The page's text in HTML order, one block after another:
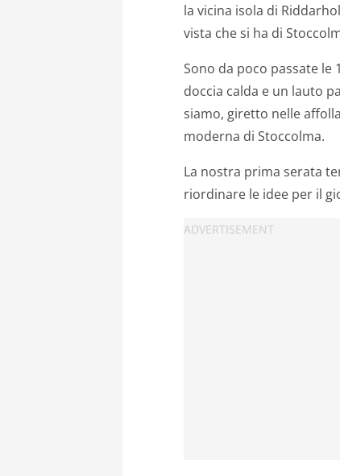
la vicina isola di
vista che si ha di
Sono da poco passate le
doccia calda e un lauto
siamo, giretto nelle
moderna di Stoccolma.
La nostra prima serata
riordinare le idee per il